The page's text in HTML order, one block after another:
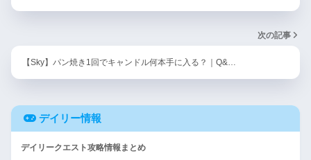
次の記事
【Sky】パン焼き1回でキャンドル何本手に入る？｜Q&…
デイリー情報
デイリークエスト攻略情報まとめ